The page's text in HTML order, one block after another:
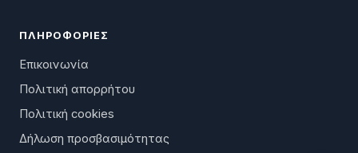
ΠΛΗΡΟΦΟΡΊΕΣ
Επικοινωνία
Πολιτική απορρήτου
Πολιτική cookies
Δήλωση προσβασιμότητας